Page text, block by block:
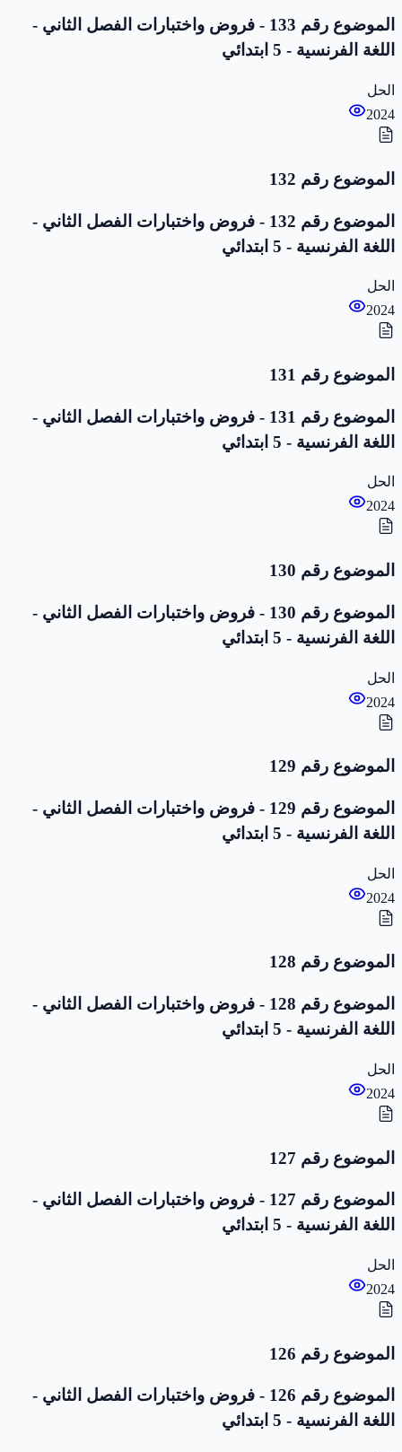
الموضوع رقم 133 - فروض واختبارات الفصل الثاني -
اللغة الفرنسية - 5 ابتدائي
الحل
2024
الموضوع رقم 132
الموضوع رقم 132 - فروض واختبارات الفصل الثاني -
اللغة الفرنسية - 5 ابتدائي
الحل
2024
الموضوع رقم 131
الموضوع رقم 131 - فروض واختبارات الفصل الثاني -
اللغة الفرنسية - 5 ابتدائي
الحل
2024
الموضوع رقم 130
الموضوع رقم 130 - فروض واختبارات الفصل الثاني -
اللغة الفرنسية - 5 ابتدائي
الحل
2024
الموضوع رقم 129
الموضوع رقم 129 - فروض واختبارات الفصل الثاني -
اللغة الفرنسية - 5 ابتدائي
الحل
2024
الموضوع رقم 128
الموضوع رقم 128 - فروض واختبارات الفصل الثاني -
اللغة الفرنسية - 5 ابتدائي
الحل
2024
الموضوع رقم 127
الموضوع رقم 127 - فروض واختبارات الفصل الثاني -
اللغة الفرنسية - 5 ابتدائي
الحل
2024
الموضوع رقم 126
الموضوع رقم 126 - فروض واختبارات الفصل الثاني -
اللغة الفرنسية - 5 ابتدائي